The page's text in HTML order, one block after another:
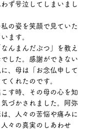
ず号泣してしまいまし
の姿を笑顔で見ていた
ます。
んまんだぶつ」を教え
した。感謝ができない
、母は「お念仏申して
くれたのです。
す時、その母の心を知
づかされました。阿弥
、人々の苦悩や痛みに
々の真実のしあわせ